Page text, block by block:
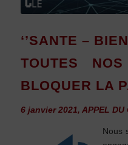
‘’SANTE –
TOUTES
BLOQUER LA
6 janvier 2021, APPEL DU
Nous